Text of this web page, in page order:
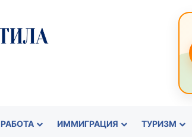
РАБОТА ИММИГРАЦИЯ ТУРИЗМ